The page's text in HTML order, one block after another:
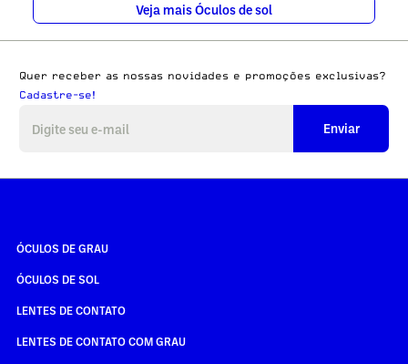
Veja mais Óculos de sol
Quer receber as nossas novidades e promoções exclusivas?
Cadastre-se!
Enviar
ÓCULOS DE GRAU
ÓCULOS DE SOL
LENTES DE CONTATO
LENTES DE CONTATO COM GRAU